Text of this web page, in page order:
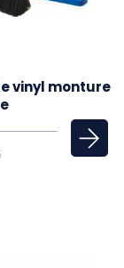
vinyl monture